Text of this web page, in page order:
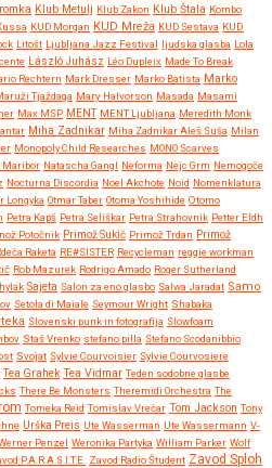
Klub Metulj Klub Zakon Klub Štala Kombo
KUD Morgan KUD Mreža KUD Sestava KUD
Litošt Ljubljana Jazz Festival ljudska glasba Lola
László Juhász Léo Dupleix Made To Break
Rechtern Mark Dresser Marko Batista Marko
Tjaždaga Mary Halvorson Masada Masami
Max MSP MENT MENT Ljubljana Meredith Monk
Miha Zadnikar Miha Zadnikar Aleš Suša Milan
Monopoly Child Researches MONO Scarves
Maribor Natascha Gangl Neforma Nejc Grm Nemogoče
Nocturna Discordia Noel Akchote Noid Nomenklatura
Longyka Otmar Taber Otoma Yoshihide Otomo
Petra Kapš Petra Seliškar Petra Strahovnik Petter Eldh
Potočnik Primož Sukič Primož Trdan Primož
Raketa RE#SISTER Recycleman reggie workman
Rob Mazurek Rodrigo Amado Roger Sutherland
Sajeta Salon za eno glasbo Salwa Jaradat Samo
Setola di Maiale Seymour Wright Shabaka
Slovenski punk in fotografija Slowfoam
Staš Vrenko stefano pilla Stefano Scodanibbio
Svojat Sylvie Courvoisier Sylvie Courvosiere
Tea Grahek Tea Vidmar Teden sodobne glasbe
There Be Monsters Theremidi Orchestra The
Tomeka Reid Tomislav Vrečar Tom Jackson Tony
Urška Preis Ute Wasserman Ute Wassermann V-
Penzel Weronika Partyka William Parker Wolf
P.A.R.A.S.I.T.E. Zavod Radio Študent Zavod Sploh